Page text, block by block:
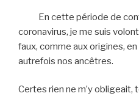
En cette période de
coronavirus, je me suis
faux, comme aux origines,
autrefois nos ancêtres.
Certes rien ne m’y